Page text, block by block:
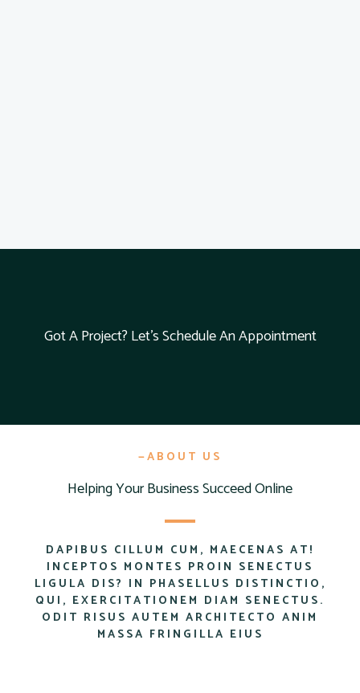
Got A Project? Let's Schedule An Appointment
—ABOUT US
Helping Your Business Succeed Online
DAPIBUS CILLUM CUM, MAECENAS AT!
INCEPTOS MONTES PROIN SENECTUS
LIGULA DIS? IN PHASELLUS DISTINCTIO,
QUI, EXERCITATIONEM DIAM SENECTUS.
ODIT RISUS AUTEM ARCHITECTO ANIM
MASSA FRINGILLA EIUS